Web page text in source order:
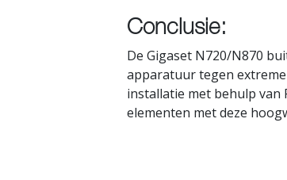
Conclusie:
De Gigaset N720/N870
apparatuur tegen
installatie met behulp van
elementen met deze